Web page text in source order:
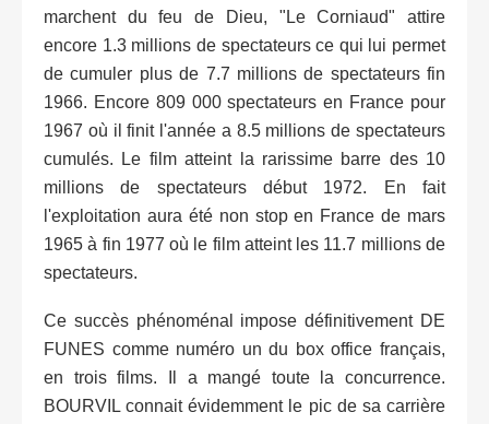
marchent du feu de Dieu, "Le Corniaud" attire
encore 1.3 millions de spectateurs ce qui lui permet
de cumuler plus de 7.7 millions de spectateurs fin
1966. Encore 809 000 spectateurs en France pour
1967 où il finit l'année a 8.5 millions de spectateurs
cumulés. Le film atteint la rarissime barre des 10
millions de spectateurs début 1972. En fait
l'exploitation aura été non stop en France de mars
1965 à fin 1977 où le film atteint les 11.7 millions de
spectateurs.
Ce succès phénoménal impose définitivement DE
FUNES comme numéro un du box office français,
en trois films. Il a mangé toute la concurrence.
BOURVIL connait évidemment le pic de sa carrière